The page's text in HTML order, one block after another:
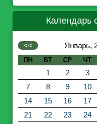
Календарь
<< Январь,
ПН ВТ СР ЧТ
1 2 3
7
8 9 10
14
15 16 17
21
22 23 24